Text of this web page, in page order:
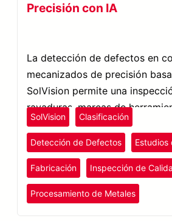
Precisión con IA
La detección de defectos en
mecanizados de precisión
SolVision permite una
rayaduras, marcas de
irregularidades superficiales.
SolVision Clasificación
Detección de Defectos Estudios
Fabricación Inspección de
Procesamiento de Metales